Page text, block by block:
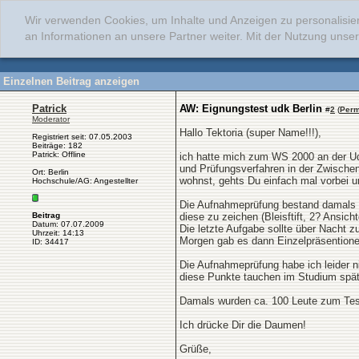
Wir verwenden Cookies, um Inhalte und Anzeigen zu
an Informationen an unsere Partner weiter. Mit der Nutzung
Einzelnen Beitrag anzeigen
Patrick
Moderator
Registriert seit: 07.05.2003
Beiträge: 182
Patrick: Offline
Ort: Berlin
Hochschule/AG: Angestellter
Beitrag
Datum: 07.07.2009
Uhrzeit: 14:13
ID: 34417
AW: Eignungstest udk Berlin #2 (
Hallo Tektoria (super Name!!!),
ich hatte mich zum WS 2000 an der
und Prüfungsverfahren in der
wohnst, gehts Du einfach mal vorbei
Die Aufnahmeprüfung bestand
diese zu zeichen (Bleisftift, 2?
Die letzte Aufgabe sollte über Nacht
Morgen gab es dann
Die Aufnahmeprüfung habe ich
diese Punkte tauchen im Studium
Damals wurden ca. 100 Leute zum
Ich drücke Dir die Daumen!
Grüße,